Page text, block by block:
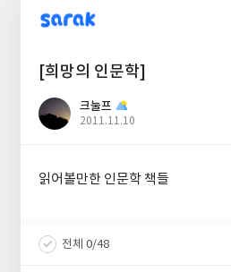
sarak
[희망의 인문학]
크눌프
작
2011.11.10
읽어볼만한 인문학 책들
전체 0/48